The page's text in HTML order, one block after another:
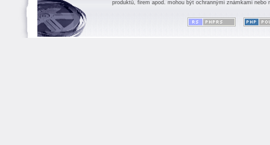
produktů, firem apod. mohou být ochrannými známkami